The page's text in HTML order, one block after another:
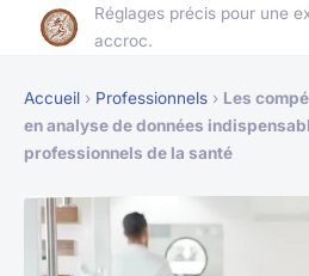
Réglages précis pour une
accroc.
Accueil › Professionnels › Les
en analyse de données
professionnels de la santé